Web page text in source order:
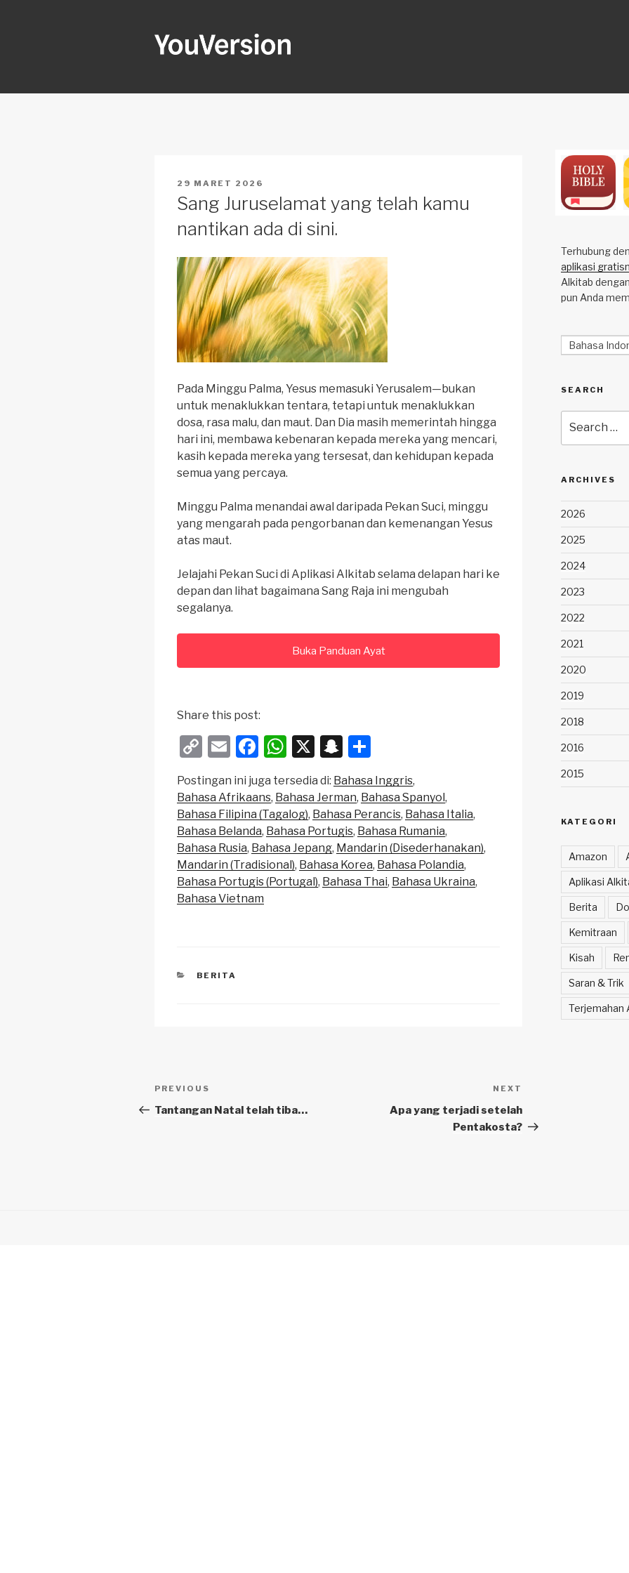
POSTED
29 MARET 2026
Sang Juruselamat yang telah kamu
nantikan ada di sini.
Pada Minggu Palma, Yesus memasuki Yerusalem—bukan
untuk menaklukkan tentara, tetapi untuk menaklukkan
dosa, rasa malu, dan maut. Dan Dia masih memerintah hingga
hari ini, membawa kebenaran kepada mereka yang mencari,
kasih kepada mereka yang tersesat, dan kehidupan kepada
semua yang percaya.
Minggu Palma menandai awal daripada Pekan Suci, minggu
yang mengarah pada pengorbanan dan kemenangan Yesus
atas maut.
Jelajahi Pekan Suci di Aplikasi Alkitab selama delapan hari ke
depan dan lihat bagaimana Sang Raja ini mengubah
segalanya.
Buka Panduan Ayat
Share this post:
C
o
p
y
Li
n
k
E
m
ail
F
c
e
b
o
o
k
W
at
s
A
p
p
X
S
n
a
p
c
h
at
h
ar
e
Postingan ini juga tersedia di: Bahasa Inggris
Bahasa Afrikaans Bahasa Jerman Bahasa Spanyol
Bahasa Filipina (Tagalog) Bahasa Perancis Bahasa Italia
Bahasa Belanda Bahasa Portugis Bahasa Rumania
Bahasa Rusia Bahasa Jepang Mandarin (Disederhanakan)
Mandarin (Tradisional) Bahasa Korea Bahasa Polandia
Bahasa Portugis (Portugal) Bahasa Thai Bahasa Ukraina
Bahasa Vietnam
CATEGORIES
BERITA
Navigasi
pos
Previous
Post
PREVIOUS
Tantangan Natal telah tiba…
Post
NEXT
Apa yang terjadi setelah
Pentakosta?
Terhubung
aplikasi
Alkitab
pun Anda
Bahasa
SEARCH
for:
ARCHIVES
2026
2025
2024
2023
2022
2021
2020
2019
2018
2016
2015
KATEGORI
Amazon
Aplikasi
Berita
Kemitraan
Kisah
Saran & Trik
Terjemahan